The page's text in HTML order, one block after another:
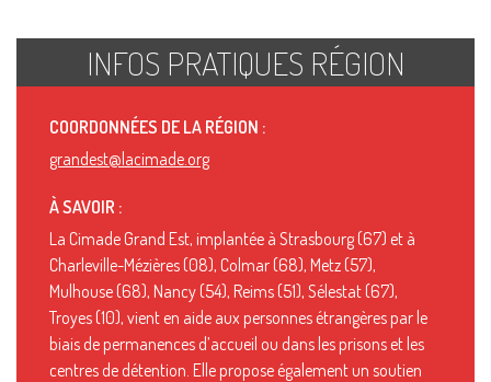
INFOS PRATIQUES RÉGION
COORDONNÉES DE LA RÉGION :
grandest@lacimade.org
À SAVOIR :
La Cimade Grand Est, implantée à Strasbourg (67) et à
Charleville-Mézières (08), Colmar (68), Metz (57),
Mulhouse (68), Nancy (54), Reims (51), Sélestat (67),
Troyes (10), vient en aide aux personnes étrangères par le
biais de permanences d’accueil ou dans les prisons et les
centres de détention. Elle propose également un soutien